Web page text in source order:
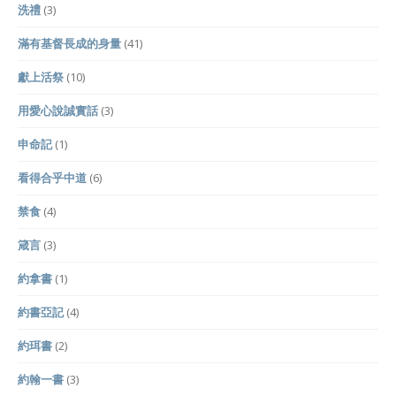
洗禮 (3)
滿有基督長成的身量 (41)
獻上活祭 (10)
用愛心說誠實話 (3)
申命記(1)
看得合乎中道 (6)
禁食 (4)
箴言 (3)
約拿書 (1)
約書亞記(4)
約珥書 (2)
約翰一書 (3)